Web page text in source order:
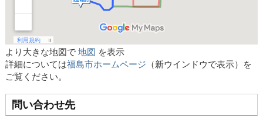
より大きな地図で 地図 を表示
詳細については福島市ホームページ （新ウインドウで表示）を
ご覧ください。
問い合わせ先